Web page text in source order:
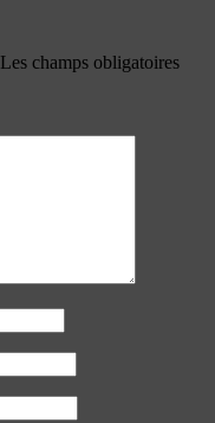
Les champs obligatoires